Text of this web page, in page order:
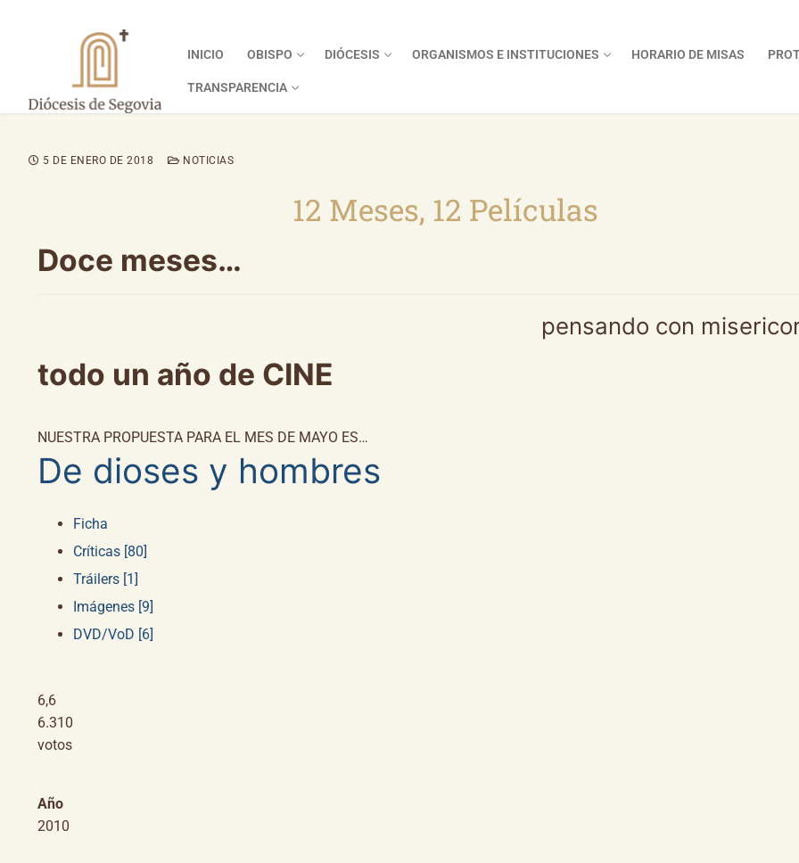
INICIO OBISPO DIÓCESIS ORGANISMOS E INSTITUCIONES HORARIO DE MISAS
TRANSPARENCIA
5 DE ENERO DE 2018 NOTICIAS
12 Meses, 12 Películas
Doce meses…
pensando con
todo un año de CINE
NUESTRA PROPUESTA PARA EL MES DE MAYO ES…
De dioses y hombres
Ficha
Críticas [80]
Tráilers [1]
Imágenes [9]
DVD/VoD [6]
6,6
6.310
votos
Año
2010